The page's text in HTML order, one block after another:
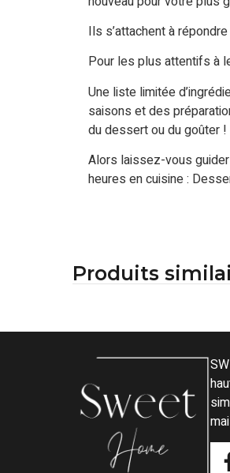
Ils s’attachent à
Pour les plus attentifs à
Une liste limitée
saisons et des
du dessert ou du goûter !
Alors laissez-vous
heures en cuisine :
Produits